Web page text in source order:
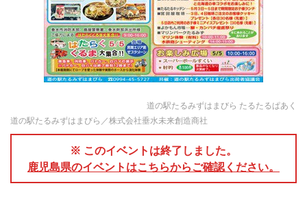
道の駅たるみずはまびら たるたるぱあく
道の駅たるみずはまびら／株式会社垂水未来創造商社
※ このイベントは終了しました。
鹿児島県のイベントはこちらからご確認ください。